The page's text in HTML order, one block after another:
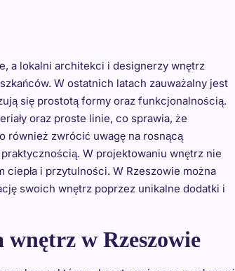
a lokalni architekci i designerzy wnętrz
W ostatnich latach zauważalny jest
się prostotą formy oraz funkcjonalnością.
oraz proste linie, co sprawia, że
również zwrócić uwagę na rosnącą
W projektowaniu wnętrz nie
i przytulności. W Rzeszowie można
swoich wnętrz poprzez unikalne dodatki i
w Rzeszowie